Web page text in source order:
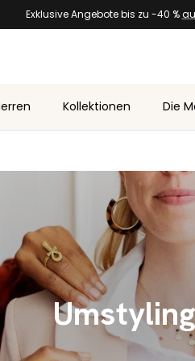
Exklusive Angebote bis zu -40 %
Kollektionen Die